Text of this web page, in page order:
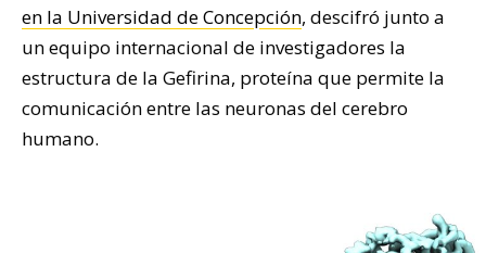
en la Universidad de Concepción, descifró junto a
un equipo internacional de investigadores la
estructura de la Gefirina, proteína que permite la
comunicación entre las neuronas del cerebro
humano.